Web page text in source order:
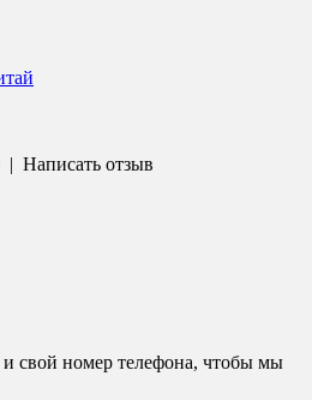
| Написать отзыв
свой номер телефона, чтобы мы